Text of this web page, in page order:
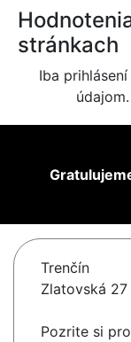
stránkach
Iba
údajom.
Trenčín
Zlatovská 27
Pozrite si